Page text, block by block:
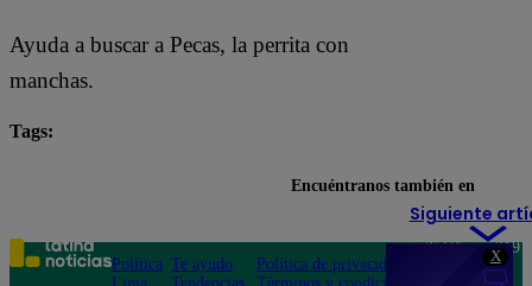
X
Ayuda a buscar a Pecas, la perrita con
manchas.
Tags:
Siguiente
Encuéntranos también en
Política Te ayudo
Política de privacidad
Teléfono: 219